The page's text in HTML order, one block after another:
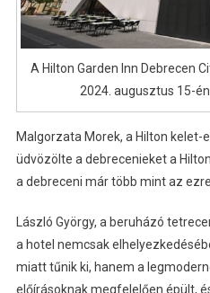
A Hilton Garden Inn Debrecen
2024. augusztus 15-
Malgorzata Morek, a Hilton
üdvözölte a debrecenieket a
a debreceni már több mint az
László György, a beruházó
a hotel nemcsak
miatt tűnik ki, hanem a
előírásoknak megfelelően épült,